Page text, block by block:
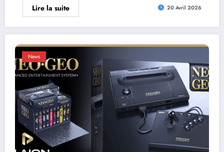
Lire la suite 20 Avril 2026
News